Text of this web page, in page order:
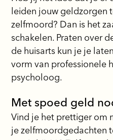
leiden jouw geldzorgen
zelfmoord? Dan is het
schakelen. Praten over
de huisarts kun je je
vorm van professionele
psycholoog.
Met spoed geld
Vind je het prettiger om
je zelfmoordgedachten